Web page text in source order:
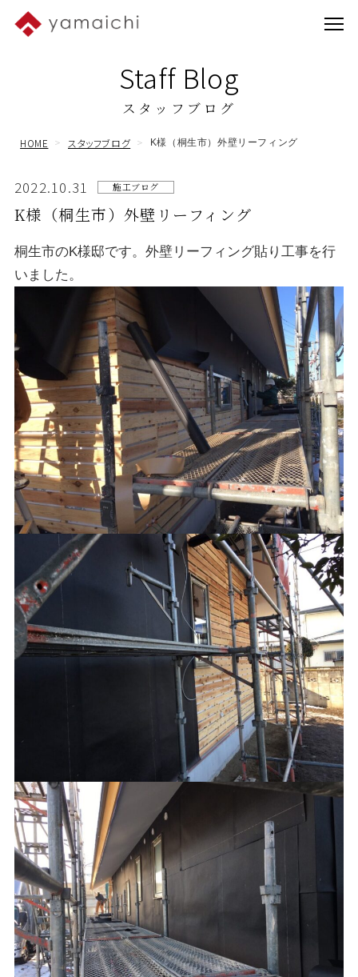
Staff Blog
スタッフブログ
HOME スタッフブログ K様（桐生市）外壁リーフィング
2022.10.31 施工ブログ
K様（桐生市）外壁リーフィング
桐生市のK様邸です。外壁リーフィング貼り工事を行
いました。